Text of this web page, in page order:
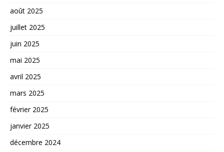
août 2025
juillet 2025
juin 2025
mai 2025
avril 2025
mars 2025
février 2025
janvier 2025
décembre 2024